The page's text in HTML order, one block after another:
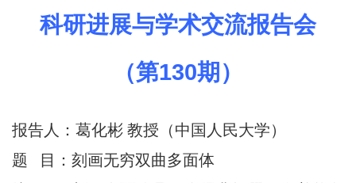
科研进展与学术交流报告会
（第130期）
报告人：葛化彬 教授（中国人民大学）
题 目： 刻画无穷双曲多面体